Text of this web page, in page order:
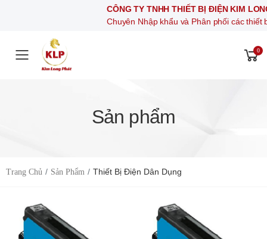
CÔNG TY TNHH THIẾT BỊ ĐIỆN KIM LONG PHÁT
Chuyên Nhập khẩu và Phân phối các thiết bị khí nén,
Toggle mobile menu
0
Sản phẩm
Trang Chủ Sản Phẩm Thiết Bị Điện Dân Dụng